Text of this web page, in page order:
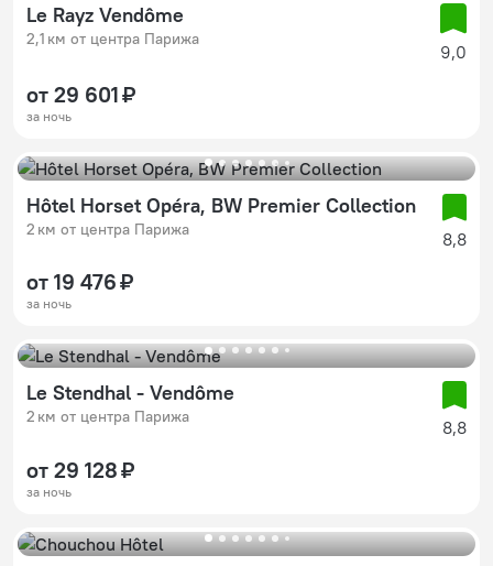
Le Rayz Vendôme
2,1 км от центра Парижа
9,0
от 29 601 ₽
за ночь
Hôtel Horset Opéra, BW Premier Collection
2 км от центра Парижа 8,8
от 19 476 ₽
за ночь
Le Stendhal - Vendôme
2 км от центра Парижа 8,8
от 29 128 ₽
за ночь